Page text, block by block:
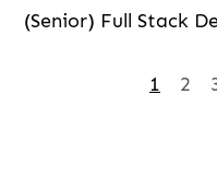
(Senior) Full Stack
1 2